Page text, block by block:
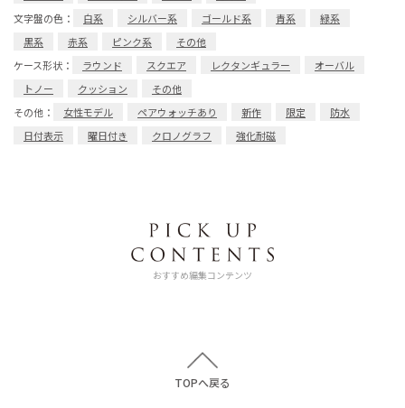
文字盤の色：
白系 シルバー系 ゴールド系 青系
緑系
黒系
赤系 ピンク系
その他
ケース形状：
ラウンド スクエア レクタンギュラー
オーバル
トノー
クッション
その他
その他：
女性モデル ペアウォッチあり 新作 限定
防水
日付表示
曜日付き クロノグラフ 強化耐磁
おすすめ編集コンテンツ
TOPへ戻る